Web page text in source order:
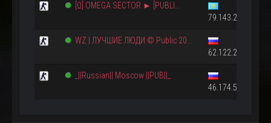
[Ω] OMEGA SECTOR ► [PUBLI...
WZ | ЛУЧШИЕ ЛЮДИ © Publiс 20...
_||Russian|| Moscow ||PUB||_